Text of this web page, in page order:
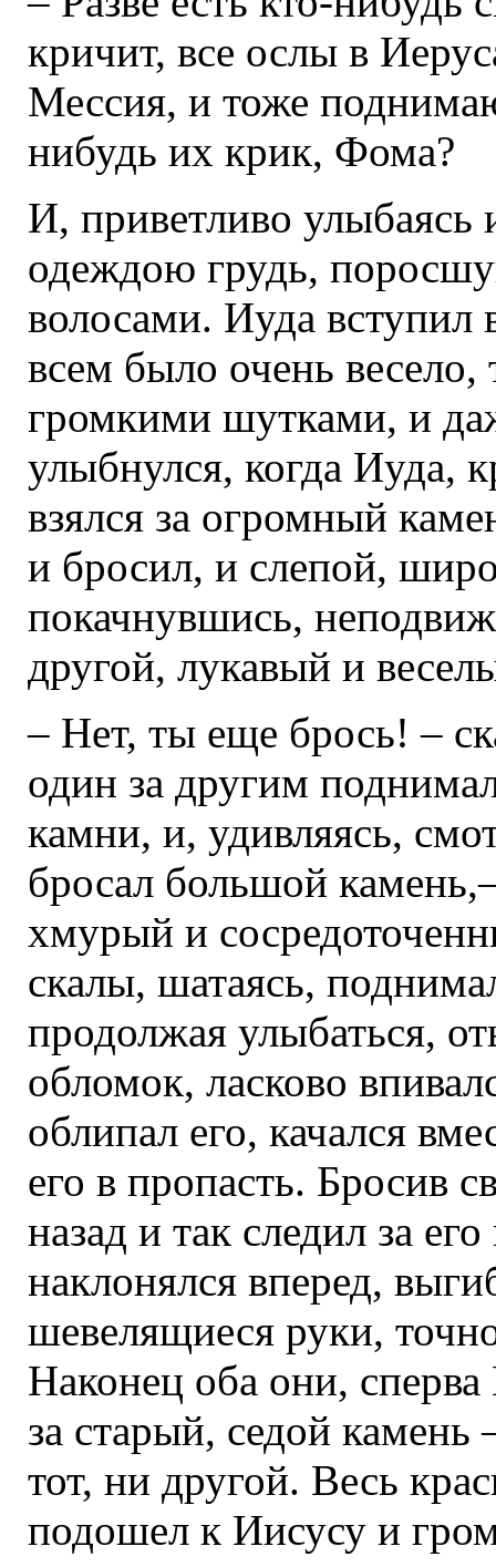
кричит, все ослы в
Мессия, и тоже
нибудь их крик, Фома?
И, приветливо улыбаясь
одеждою грудь,
волосами. Иуда
всем было очень весело,
громкими шутками, и
улыбнулся, когда Иуда,
взялся за огромный
и бросил, и слепой,
покачнувшись,
другой, лукавый и
– Нет, ты еще брось! –
один за другим
камни, и, удивляясь,
бросал большой
хмурый и
скалы, шатаясь,
продолжая улыбаться,
обломок, ласково
облипал его, качался
его в пропасть. Бросив
назад и так следил за
наклонялся вперед,
шевелящиеся руки,
Наконец оба они,
за старый, седой камень
тот, ни другой. Весь
подошел к Иисусу и